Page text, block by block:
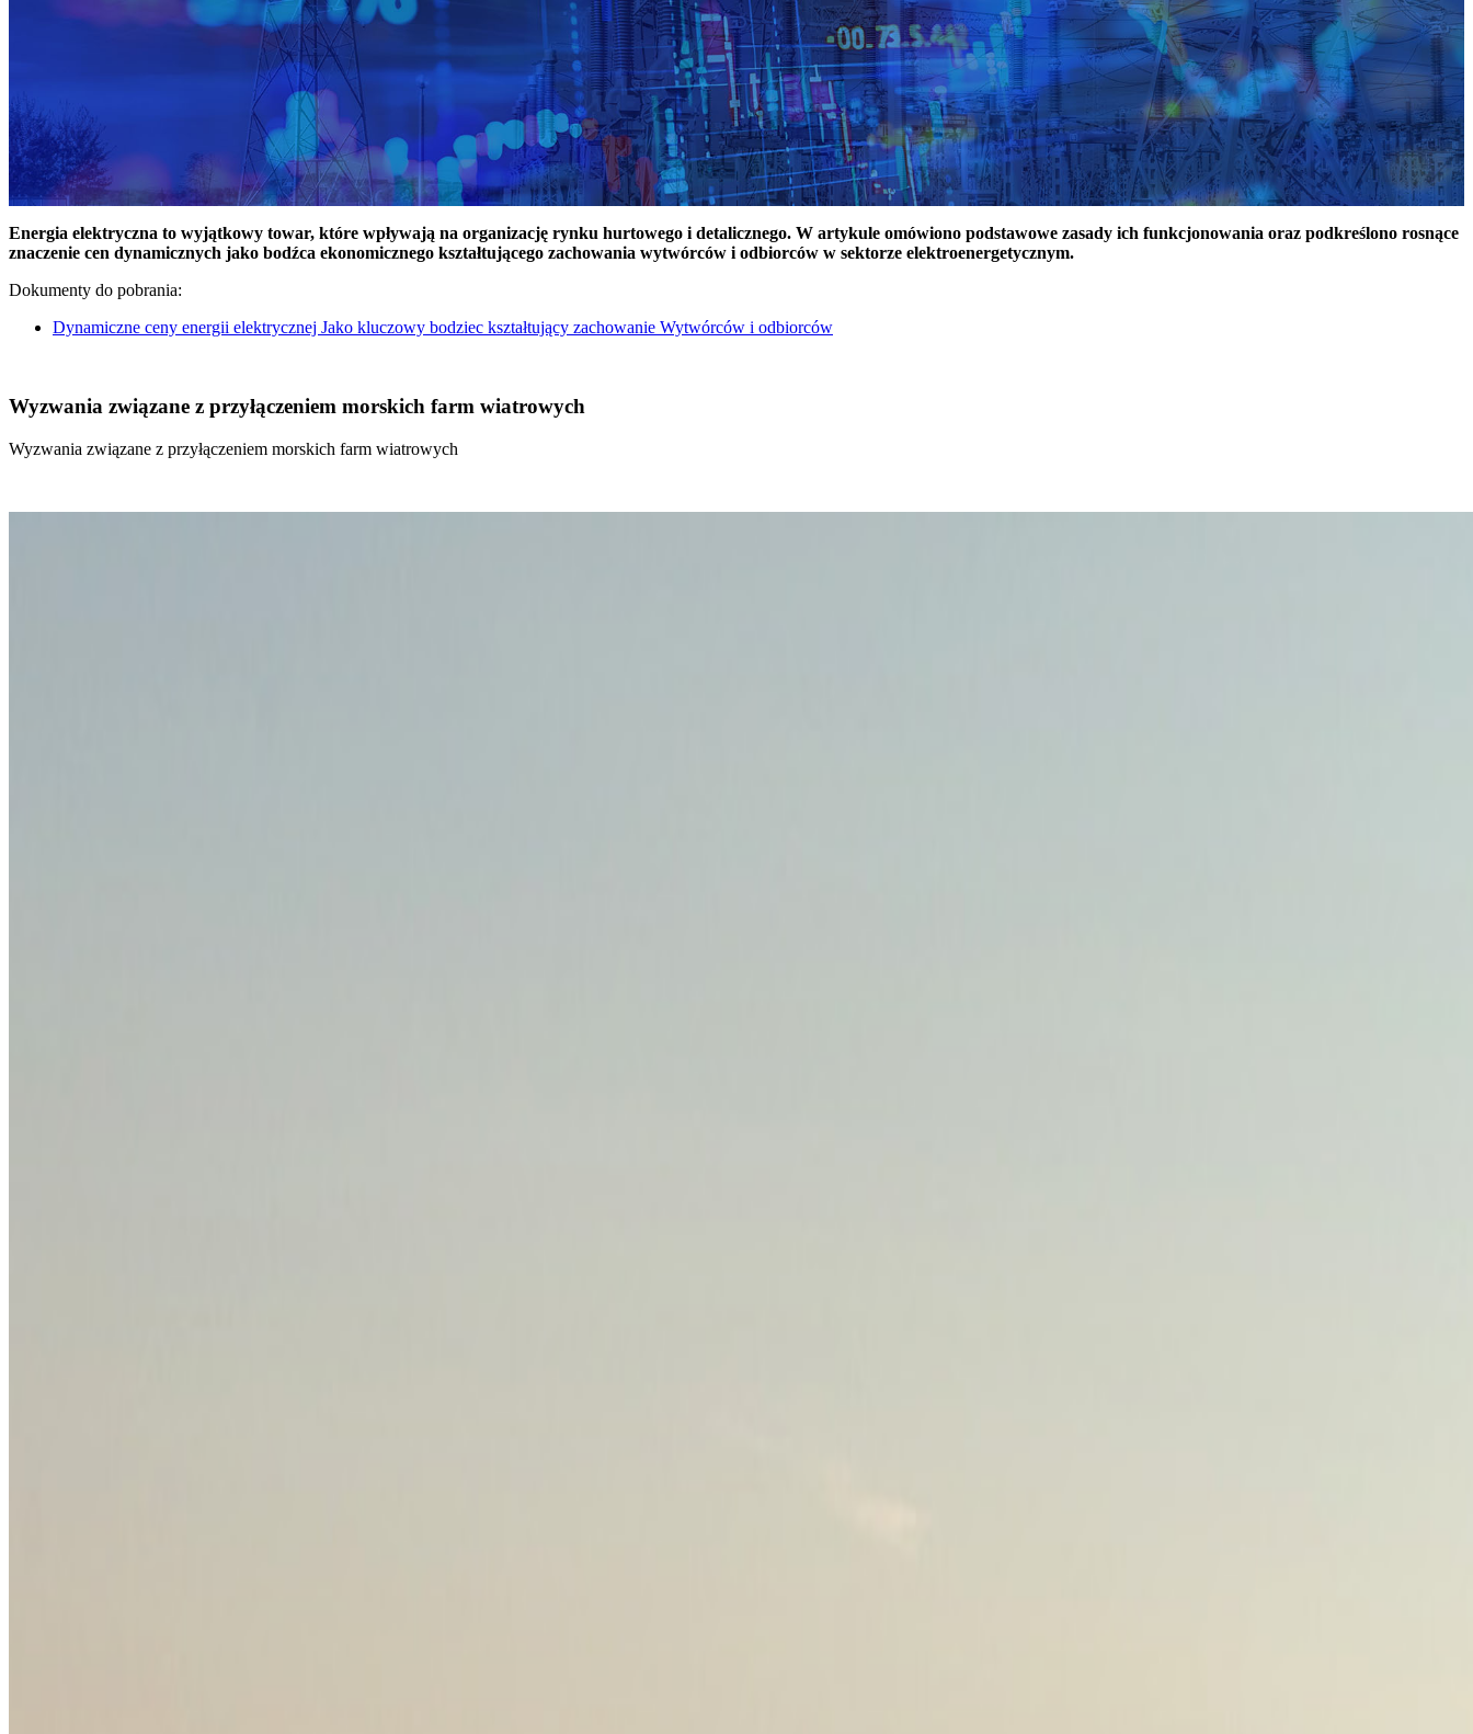
Energia elektryczna to wyjątkowy towar, które wpływają na organizację rynku hurtowego i detalicznego. W artykule omówiono podstawowe zasady ich funkcjonowania oraz podkreślono rosnące
znaczenie cen dynamicznych jako bodźca ekonomicznego kształtującego zachowania wytwórców i odbiorców w sektorze elektroenergetycznym.
Dokumenty do pobrania:
Dynamiczne ceny energii elektrycznej Jako kluczowy bodziec kształtujący zachowanie Wytwórców i odbiorców
Wyzwania związane z przyłączeniem morskich farm wiatrowych
Wyzwania związane z przyłączeniem morskich farm wiatrowych